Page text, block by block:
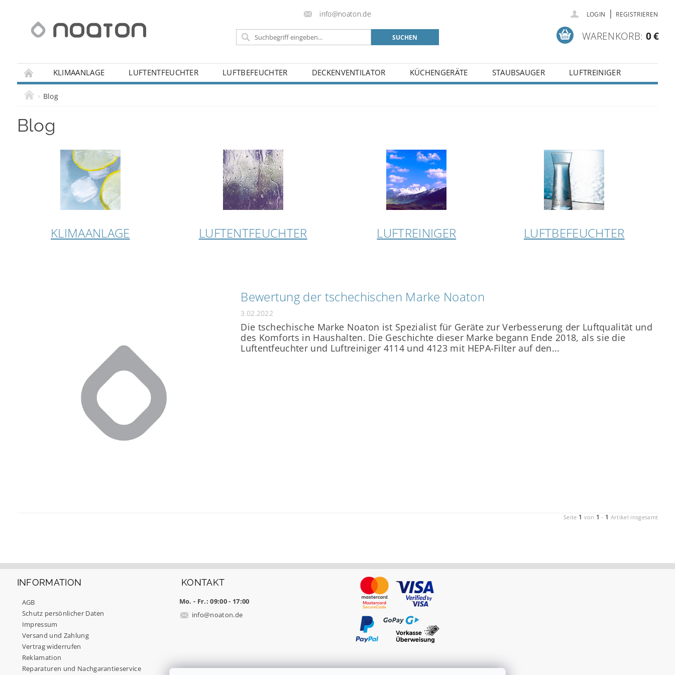
info@noaton.de LOGIN | REGISTRIEREN
WARENKORB: 0 €
KLIMAANLAGE LUFTENTFEUCHTER LUFTBEFEUCHTER DECKENVENTILATOR KÜCHENGERÄTE STAUBSAUGER
LUFTREINIGER
IHRE FRAGEN
Blog
Blog
KLIMAANLAGE LUFTENTFEUCHTER LUFTREINIGER LUFTBEFEUCHTER
Bewertung der tschechischen Marke Noaton
3.02.2022
Die tschechische Marke Noaton ist Spezialist für Geräte zur Verbesserung der Luftqualität und
des Komforts in Haushalten. Die Geschichte dieser Marke begann Ende 2018, als sie die
Luftentfeuchter und Luftreiniger 4114 und 4123 mit HEPA-Filter auf den...
Seite 1 von 1 - 1 Artikel insgesamt
INFORMATION
AGB
Schutz persönlicher Daten
Impressum
Versand und Zahlung
Vertrag widerrufen
Reklamation
Reparaturen und Nachgarantieservice
KONTAKT
Mo. - Fr.: 09:00 - 17:00
info@noaton.de